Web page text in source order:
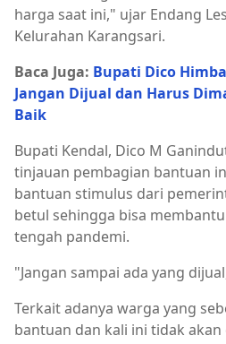
harga saat ini," ujar Endang
Kelurahan Karangsari.
Baca Juga: Bupati Dico
Jangan Dijual dan Harus
Baik
Bupati Kendal, Dico M
tinjauan pembagian bantuan
bantuan stimulus dari
betul sehingga bisa
tengah pandemi.
"Jangan sampai ada yang
Terkait adanya warga yang
bantuan dan kali ini tidak